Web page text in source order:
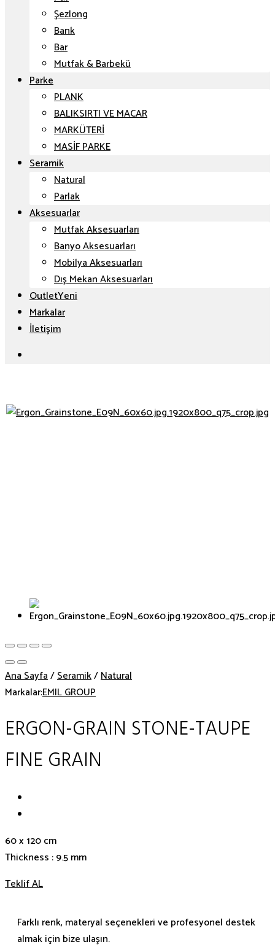
Şezlong
Bank
Bar
Mutfak & Barbekü
Parke
PLANK
BALIKSIRTI VE MACAR
MARKÜTERİ
MASİF PARKE
Seramik
Natural
Parlak
Aksesuarlar
Mutfak Aksesuarları
Banyo Aksesuarları
Mobilya Aksesuarları
Dış Mekan Aksesuarları
Outlet
Markalar
İletişim
Ana Sayfa/Seramik/Natural
Markalar:EMIL GROUP
ERGON-GRAIN STONE-TAUPE
FINE GRAIN
60 x 120 cm
Thickness : 9.5 mm
Teklif AL
Farklı renk, materyal seçenekleri ve profesyonel destek
almak için bize ulaşın.